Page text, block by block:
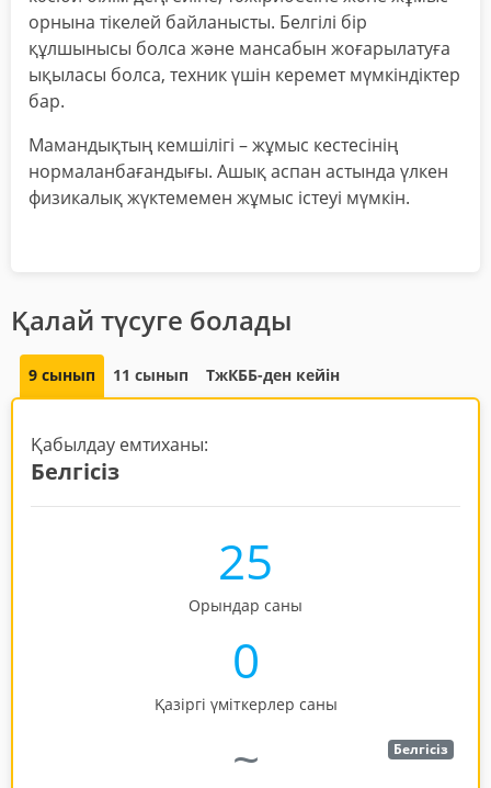
орнына тікелей байланысты. Белгілі бір
құлшынысы болса және мансабын жоғарылатуға
ықыласы болса, техник үшін керемет мүмкіндіктер
бар.
Мамандықтың кемшілігі – жұмыс кестесінің
нормаланбағандығы. Ашық аспан астында үлкен
физикалық жүктемемен жұмыс істеуі мүмкін.
Қалай түсуге болады
9 сынып 11 сынып ТжКББ-ден кейін
Қабылдау емтиханы:
Белгісіз
25
Орындар саны
0
Қазіргі үміткерлер саны
~ Белгісіз